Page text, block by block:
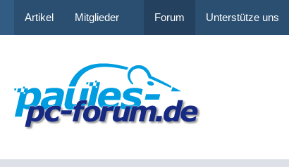
Artikel Mitglieder Forum Unterstütze uns